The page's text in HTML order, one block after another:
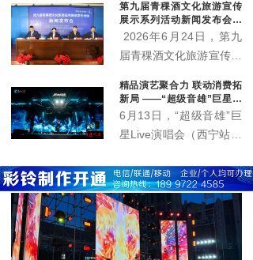
会在青海西宁顺利举办。
活动现场正式宣布，由江
永冷周江措躬身实践总结
路》《菩提心语·渡心
筏》两部著作正式出版发
行，为新时代藏传佛教中
提供鲜活范本。
第九届青稞酒文化旅游宣传
展示系列活动新闻发布会召
开 “土族风情美·青稞美酒
2026年6月24日，第九
届青稞酒文化旅游宣传展
互助县天佑德大酒店隆重
召开。本届活动以"土族
风情美·青稞美酒香"为主
精品演艺聚合力 联动消费拓
新局 ——“超级音雄”巨星演
唱会带动文旅市场持续升温
6月13日，“超级音雄”巨
星Live演唱会（西宁站）
办。演唱会立足丰富群众
精神文化生活、推动文旅
深度融合、激发城市消费
活力，以高规格阵容、高
标准服务、高效能保障，